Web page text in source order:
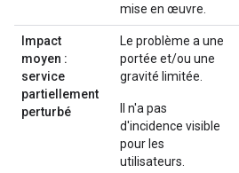
mise en œuvre.
Impact
moyen :
service
partiellement
perturbé
Le problème a une
portée et/ou une
gravité limitée.
Il n'a pas
d'incidence visible
pour les
utilisateurs.